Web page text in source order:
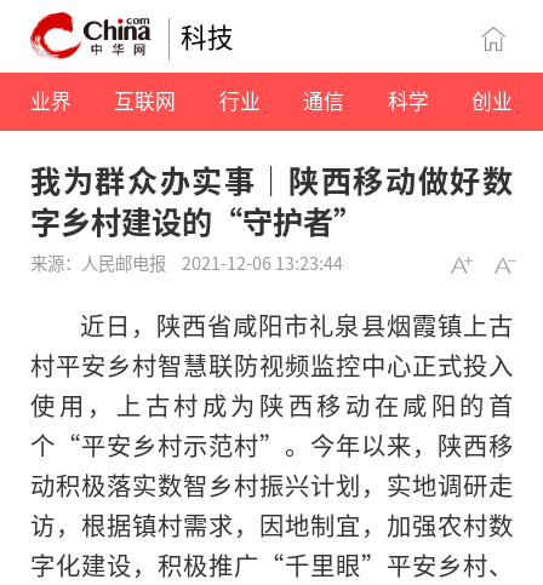
科技
业界 互联网 行业 通信 科学 创业
我为群众办实事｜陕西移动做好数
字乡村建设的“守护者”
来源：人民邮电报 2021-12-06 13:23:44
近日，陕西省咸阳市礼泉县烟霞镇上古
村平安乡村智慧联防视频监控中心正式投入
使用，上古村成为陕西移动在咸阳的首
个“平安乡村示范村”。今年以来，陕西移
动积极落实数智乡村振兴计划，实地调研走
访，根据镇村需求，因地制宜，加强农村数
字化建设，积极推广“千里眼”平安乡村、